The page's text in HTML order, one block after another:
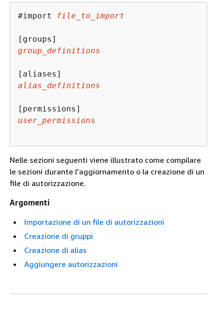
#import file_to_import
group_definitions
alias_definitions
user_permissions
Nelle sezioni seguenti viene illustrato come compilare
le sezioni durante l'aggiornamento o la creazione di un
file di autorizzazione.
Argomenti
Importazione di un file di autorizzazioni
Creazione di gruppi
Creazione di alias
Aggiungere autorizzazioni